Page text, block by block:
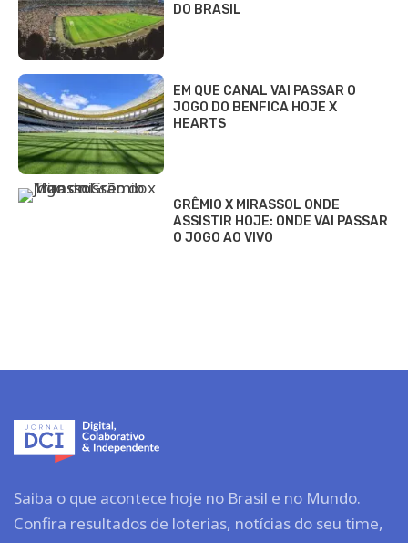
DO BRASIL
EM QUE CANAL VAI PASSAR O
JOGO DO BENFICA HOJE X
HEARTS
GRÊMIO X MIRASSOL ONDE
ASSISTIR HOJE: ONDE VAI PASSAR
O JOGO AO VIVO
Saiba o que acontece hoje no Brasil e no Mundo.
Confira resultados de loterias, notícias do seu time,